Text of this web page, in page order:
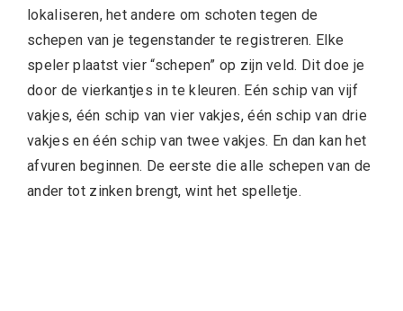
lokaliseren, het andere om schoten tegen de
schepen van je tegenstander te registreren. Elke
speler plaatst vier “schepen” op zijn veld. Dit doe je
door de vierkantjes in te kleuren. Eén schip van vijf
vakjes, één schip van vier vakjes, één schip van drie
vakjes en één schip van twee vakjes. En dan kan het
afvuren beginnen. De eerste die alle schepen van de
ander tot zinken brengt, wint het spelletje.